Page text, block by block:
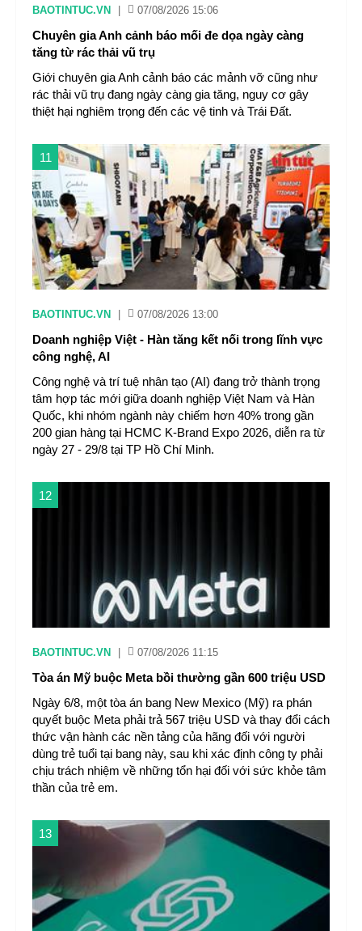
BAOTINTUC.VN 07/08/2026 15:06
Chuyên gia Anh cảnh báo mối đe dọa ngày càng
tăng từ rác thải vũ trụ
Giới chuyên gia Anh cảnh báo các mảnh vỡ cũng như
rác thải vũ trụ đang ngày càng gia tăng, nguy cơ gây
thiệt hại nghiêm trọng đến các vệ tinh và Trái Đất.
11
BAOTINTUC.VN 07/08/2026 13:00
Doanh nghiệp Việt - Hàn tăng kết nối trong lĩnh vực
công nghệ, AI
Công nghệ và trí tuệ nhân tạo (AI) đang trở thành trọng
tâm hợp tác mới giữa doanh nghiệp Việt Nam và Hàn
Quốc, khi nhóm ngành này chiếm hơn 40% trong gần
200 gian hàng tại HCMC K-Brand Expo 2026, diễn ra từ
ngày 27 - 29/8 tại TP Hồ Chí Minh.
12
BAOTINTUC.VN 07/08/2026 11:15
Tòa án Mỹ buộc Meta bồi thường gần 600 triệu USD
Ngày 6/8, một tòa án bang New Mexico (Mỹ) ra phán
quyết buộc Meta phải trả 567 triệu USD và thay đổi cách
thức vận hành các nền tảng của hãng đối với người
dùng trẻ tuổi tại bang này, sau khi xác định công ty phải
chịu trách nhiệm về những tổn hại đối với sức khỏe tâm
thần của trẻ em.
13